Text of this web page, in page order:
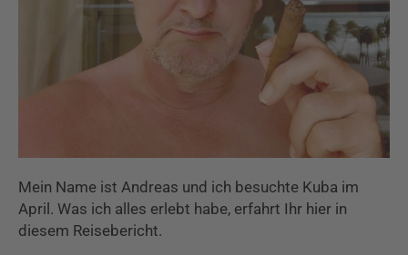
Mein Name ist Andreas und ich besuchte Kuba im
April. Was ich alles erlebt habe, erfahrt Ihr hier in
diesem Reisebericht.